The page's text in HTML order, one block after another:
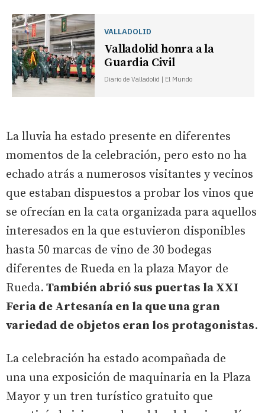
VALLADOLID
Valladolid honra a la
Guardia Civil
Diario de Valladolid | El Mundo
La lluvia ha estado presente en diferentes
momentos de la celebración, pero esto no ha
echado atrás a numerosos visitantes y vecinos
que estaban dispuestos a probar los vinos que
se ofrecían en la cata organizada para aquellos
interesados en la que estuvieron disponibles
hasta 50 marcas de vino de 30 bodegas
diferentes de Rueda en la plaza Mayor de
Rueda. También abrió sus puertas la XXI
Feria de Artesanía en la que una gran
variedad de objetos eran los protagonistas.
La celebración ha estado acompañada de
una una exposición de maquinaria en la Plaza
Mayor y un tren turístico gratuito que